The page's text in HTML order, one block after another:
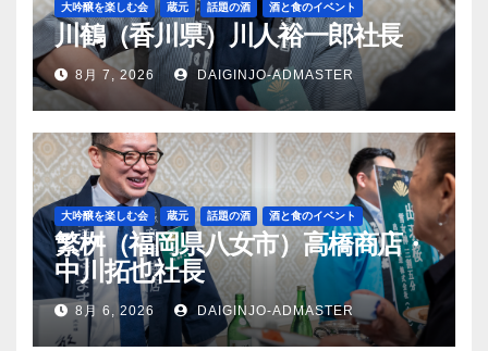
大吟醸を楽しむ会 蔵元 話題の酒 酒と食のイベント
川鶴（香川県）川人裕一郎社長
8月 7, 2026 DAIGINJO-ADMASTER
大吟醸を楽しむ会 蔵元 話題の酒 酒と食のイベント
繁桝（福岡県八女市）高橋商店・
中川拓也社長
8月 6, 2026 DAIGINJO-ADMASTER